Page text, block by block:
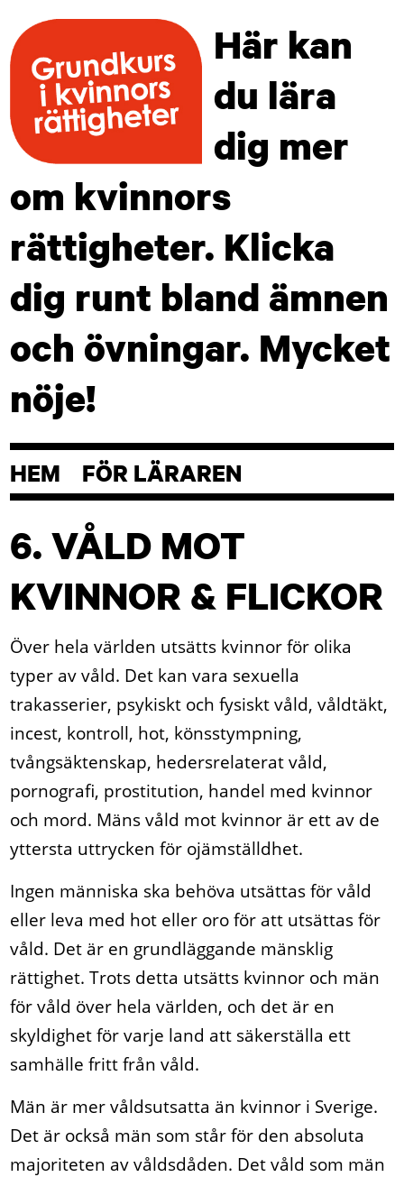
Här kan
du lära
dig mer
om kvinnors
rättigheter. Klicka
dig runt bland ämnen
och övningar. Mycket
nöje!
HEM FÖR LÄRAREN
6. VÅLD MOT
KVINNOR & FLICKOR
Över hela världen utsätts kvinnor för olika
typer av våld. Det kan vara sexuella
trakasserier, psykiskt och fysiskt våld, våldtäkt,
incest, kontroll, hot, könsstympning,
tvångsäktenskap, hedersrelaterat våld,
pornografi, prostitution, handel med kvinnor
och mord. Mäns våld mot kvinnor är ett av de
yttersta uttrycken för ojämställdhet.
Ingen människa ska behöva utsättas för våld
eller leva med hot eller oro för att utsättas för
våld. Det är en grundläggande mänsklig
rättighet. Trots detta utsätts kvinnor och män
för våld över hela världen, och det är en
skyldighet för varje land att säkerställa ett
samhälle fritt från våld.
Män är mer våldsutsatta än kvinnor i Sverige.
Det är också män som står för den absoluta
majoriteten av våldsdåden. Det våld som män